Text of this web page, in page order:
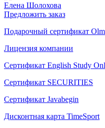
Елена Шолохова
Предложить заказ
Подарочный сертификат
Лицензия компании
Сертификат English Study
Сертификат SECURITIES
Сертификат Javabegin
Дисконтная карта TimeSport